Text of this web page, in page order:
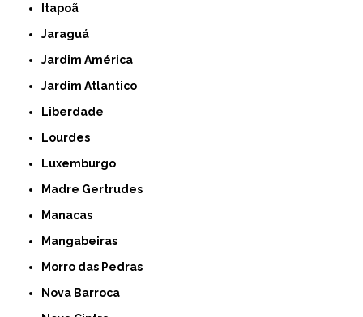
Itapoã
Jaraguá
Jardim América
Jardim Atlantico
Liberdade
Lourdes
Luxemburgo
Madre Gertrudes
Manacas
Mangabeiras
Morro das Pedras
Nova Barroca